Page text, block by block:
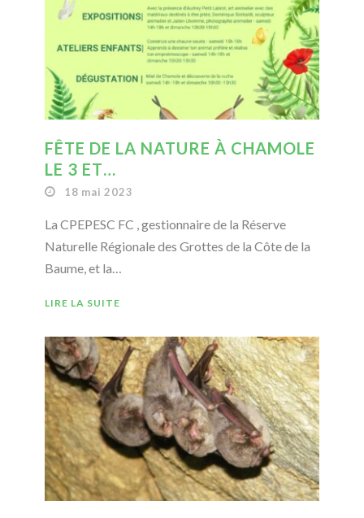
FÊTE DE LA NATURE À CHAMOLE
LE 3 ET…
18 mai 2023
La CPEPESC FC , gestionnaire de la Réserve
Naturelle Régionale des Grottes de la Côte de la
Baume, et la…
LIRE LA SUITE